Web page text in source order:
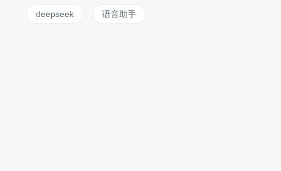
deepseek 语音助手